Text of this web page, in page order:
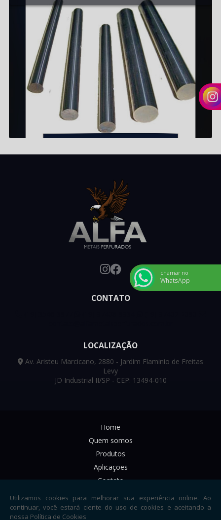
CONTATO
LOCALIZAÇÃO
Av. Aristeu Marcicano, 2880 - Jardim Flaminio de Freitas
Levy
JD Industrial II/SP - CEP: 13494-010
Home
Quem somos
Produtos
Aplicações
Contato
Informações
Mapa do site
chamar no
WhatsApp